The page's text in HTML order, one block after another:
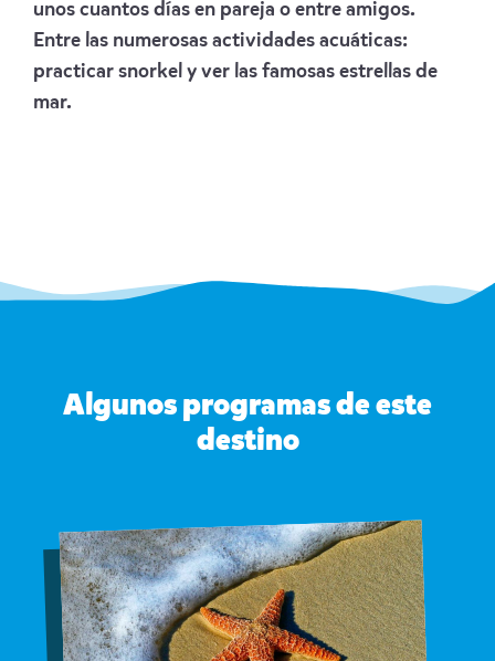
unos cuantos días en pareja o entre amigos.
Entre las numerosas actividades acuáticas:
practicar snorkel y ver las famosas estrellas de
mar.
Algunos programas de este
destino